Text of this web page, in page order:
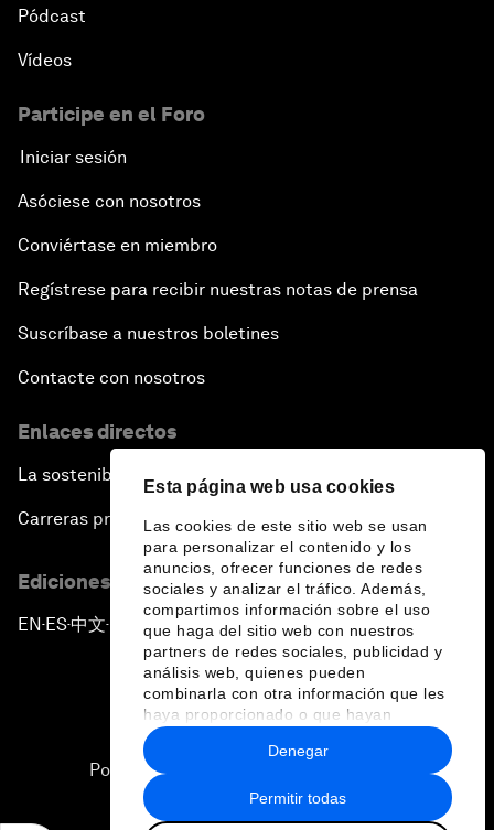
Esta página web usa cookies
Las cookies de este sitio web se usan
para personalizar el contenido y los
anuncios, ofrecer funciones de redes
sociales y analizar el tráfico. Además,
compartimos información sobre el uso
que haga del sitio web con nuestros
partners de redes sociales, publicidad y
análisis web, quienes pueden
combinarla con otra información que les
haya proporcionado o que hayan
recopilado a partir del uso que haya
hecho de sus servicios.
Permitir todas
Denegar
Pódcast
Vídeos
Participe en el Foro
Iniciar sesión
Asóciese con nosotros
Conviértase en miembro
Regístrese para recibir nuestras notas de prensa
Suscríbase a nuestros boletines
Contacte con nosotros
Enlaces directos
La sostenibilidad en el Foro
Carreras profesionales
Ediciones en otros idiomas
EN ▪ES▪中文▪ 日本語
Política de privacidad y normas de uso
Sitemap